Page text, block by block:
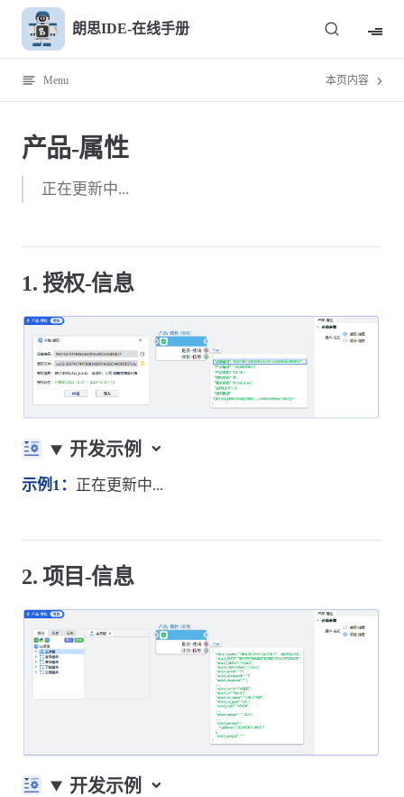
Skip to content朗思IDE-在线手册
Menu 本页内容
产品-属性
正在更新中...
1. 授权-信息
开发示例
示例1： 正在更新中...
2. 项目-信息
开发示例